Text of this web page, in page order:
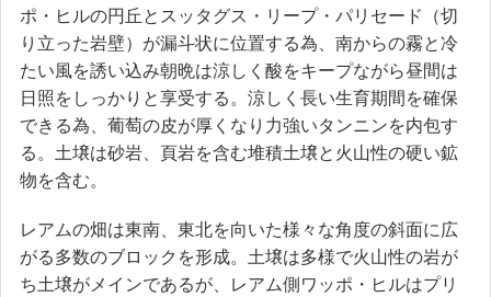
ポ・ヒルの円丘とスッタグス・リープ・パリセード（切
り立った岩壁）が漏斗状に位置する為、南からの霧と冷
たい風を誘い込み朝晩は涼しく酸をキープながら昼間は
日照をしっかりと享受する。涼しく長い生育期間を確保
できる為、葡萄の皮が厚くなり力強いタンニンを内包す
る。土壌は砂岩、頁岩を含む堆積土壌と火山性の硬い鉱
物を含む。
レアムの畑は東南、東北を向いた様々な角度の斜面に広
がる多数のブロックを形成。土壌は多様で火山性の岩が
ち土壌がメインであるが、レアム側ワッポ・ヒルはプリ